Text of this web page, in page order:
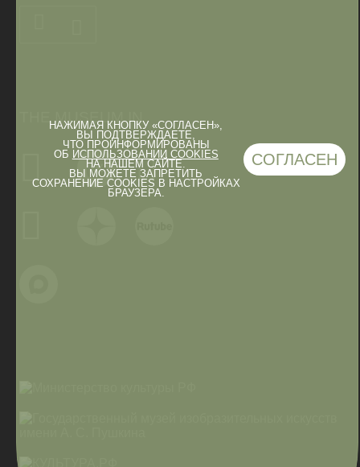
НАЖИМАЯ КНОПКУ «СОГЛАСЕН»,
ВЫ ПОДТВЕРЖДАЕТЕ,
ЧТО ПРОИНФОРМИРОВАНЫ
ОБ ИСПОЛЬЗОВАНИИ COOKIES
НА НАШЕМ САЙТЕ.
ВЫ МОЖЕТЕ ЗАПРЕТИТЬ
СОХРАНЕНИЕ COOKIES В НАСТРОЙКАХ
БРАУЗЕРА.
СОГЛАСЕН
THE MUSEUM IN